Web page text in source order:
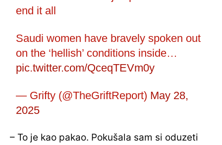
end it all
Saudi women have bravely spoken out
on the ‘hellish’ conditions inside…
pic.twitter.com/QceqTEVm0y
— Grifty (@TheGriftReport) May 28,
2025
– To je kao pakao. Pokušala sam si oduzeti